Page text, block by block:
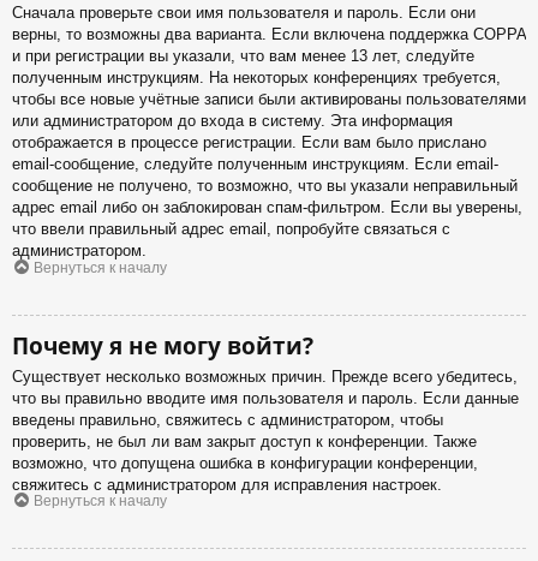
Сначала проверьте свои имя пользователя и пароль. Если они
верны, то возможны два варианта. Если включена поддержка COPPA
и при регистрации вы указали, что вам менее 13 лет, следуйте
полученным инструкциям. На некоторых конференциях требуется,
чтобы все новые учётные записи были активированы пользователями
или администратором до входа в систему. Эта информация
отображается в процессе регистрации. Если вам было прислано
email-сообщение, следуйте полученным инструкциям. Если email-
сообщение не получено, то возможно, что вы указали неправильный
адрес email либо он заблокирован спам-фильтром. Если вы уверены,
что ввели правильный адрес email, попробуйте связаться с
администратором.
Вернуться к началу
Почему я не могу войти?
Существует несколько возможных причин. Прежде всего убедитесь,
что вы правильно вводите имя пользователя и пароль. Если данные
введены правильно, свяжитесь с администратором, чтобы
проверить, не был ли вам закрыт доступ к конференции. Также
возможно, что допущена ошибка в конфигурации конференции,
свяжитесь с администратором для исправления настроек.
Вернуться к началу